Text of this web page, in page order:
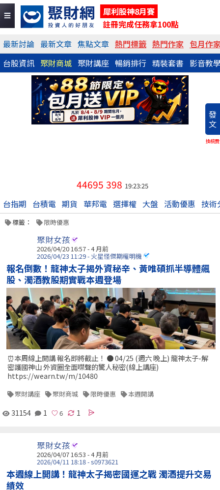
犀利股神8月賽
註冊完成任務拿100點
最新討論 最新文章 焦點文章 熱門標籤 熱門作家 包月作
台股資訊 聚財商城 聚財講座 暢銷排行 精裝套書 影音教
發
文
換稿費
44695 398 19:23:25
台指期 台積電 期貨 華邦電 選擇權 大盤 活動優惠 技術
標籤： 限時優惠
聚財女孩
2026/04/20 16:57 - 4 月前
2026/04/23 11:29 - 火星怪傑期權明機
報名倒數！龍神太子揭外資秘辛、黃唯碩抓半導體飆
股、濁酒教股期實戰本週登場
⏰本周線上開講 報名即將截止！ ● 04/25 (週六 晚上) 龍神太子-解
密護國神山 外資圈全面噤聲的驚人秘密(線上講座)
https://wearn.tw/m/10480
聚財講座 聚財商城 限時優惠 本週開講
31154 1 1
聚財女孩
2026/04/07 16:53 - 4 月前
2026/04/11 18:18 - s0973621
本週線上開講！龍神太子揭密國運之戰 濁酒提升交易
績效